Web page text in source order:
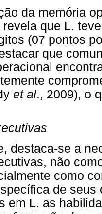
da memória
que L.
(07 pontos
que
et al., 2009), o
destaca-se a
não
como
de seus
em L. as